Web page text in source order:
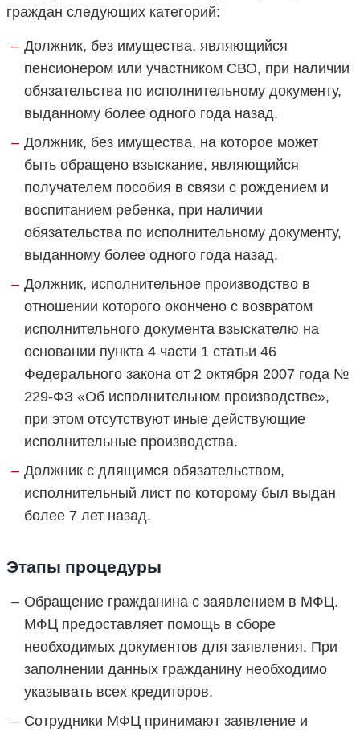
граждан следующих категорий:
Должник, без имущества, являющийся
пенсионером или участником СВО, при наличии
обязательства по исполнительному документу,
выданному более одного года назад.
Должник, без имущества, на которое может
быть обращено взыскание, являющийся
получателем пособия в связи с рождением и
воспитанием ребенка, при наличии
обязательства по исполнительному документу,
выданному более одного года назад.
Должник, исполнительное производство в
отношении которого окончено с возвратом
исполнительного документа взыскателю на
основании пункта 4 части 1 статьи 46
Федерального закона от 2 октября 2007 года №
229-ФЗ «Об исполнительном производстве»,
при этом отсутствуют иные действующие
исполнительные производства.
Должник с длящимся обязательством,
исполнительный лист по которому был выдан
более 7 лет назад.
Этапы процедуры
Обращение гражданина с заявлением в МФЦ.
МФЦ предоставляет помощь в сборе
необходимых документов для заявления. При
заполнении данных гражданину необходимо
указывать всех кредиторов.
Сотрудники МФЦ принимают заявление и